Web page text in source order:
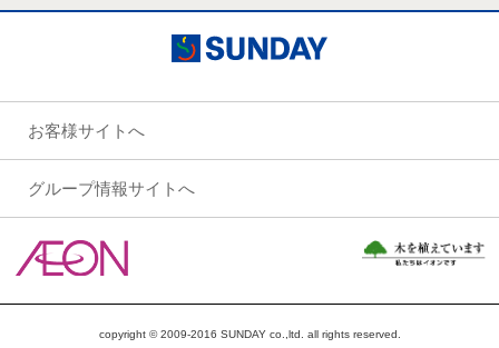
お客様サイトへ
グループ情報サイトへ
copyright © 2009-2016 SUNDAY co.,ltd. all rights reserved.